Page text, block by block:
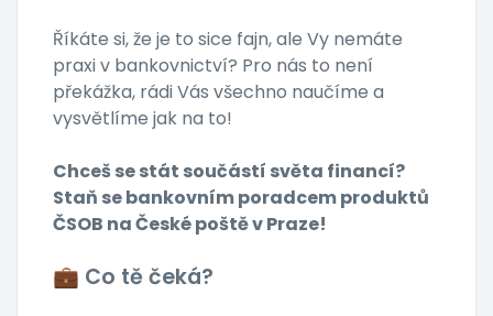
Říkáte si, že je to sice fajn, ale Vy nemáte
praxi v bankovnictví? Pro nás to není
překážka, rádi Vás všechno naučíme a
vysvětlíme jak na to!
Chceš se stát součástí světa financí?
Staň se bankovním poradcem produktů
ČSOB na České poště v Praze!
💼 Co tě čeká?